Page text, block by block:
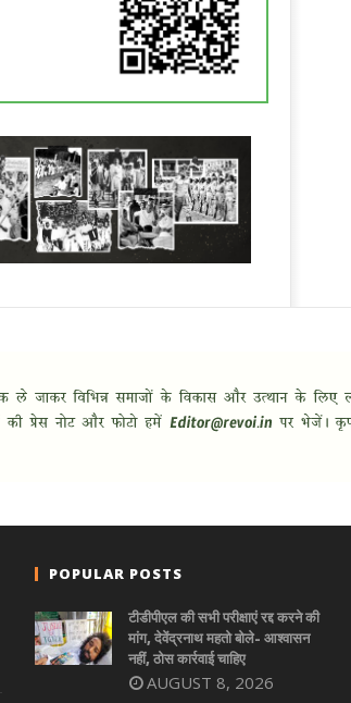
POPULAR POSTS
टीडीपीएल की सभी परीक्षाएं रद्द करने की
मांग, देवेंद्रनाथ महतो बोले- आश्वासन
नहीं, ठोस कार्रवाई चाहिए
AUGUST 8, 2026